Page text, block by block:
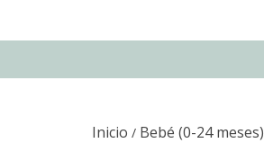
Inicio / Bebé (0-24 meses)